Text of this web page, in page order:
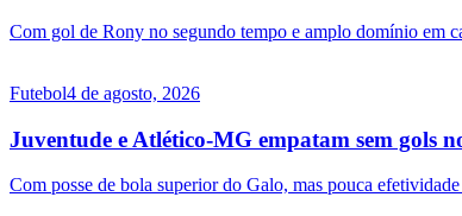
Com gol de Rony no segundo tempo e amplo domínio em
Futebol4 de agosto, 2026
Juventude e Atlético-MG empatam sem gols
Com posse de bola superior do Galo, mas pouca